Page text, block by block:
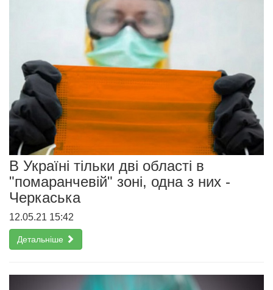
В Україні тільки дві області в
"помаранчевій" зоні, одна з них -
Черкаська
12.05.21 15:42
Детальніше